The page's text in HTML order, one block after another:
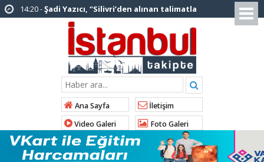
12:12 -AK Parti’ye katılan ilçe belediye
başkanlarından İl Başkanı Özdemir’e ziyaret
Tuzla Belediye Başkanı Eren Ali
Bingöl’den İBB’ye tepki
İstanbul Emniyet Müdürlüğünden
“Gök Kubbe’de, Mavi Vatan’da, Şanlı Topraklarda:
İstanbul Emniyeti Her Yerde” paylaşımı
19:26 -Çekmeköy Belediye Başkanı Orhan
Çerkez AK Parti’ye katıldı
Ana Sayfa
İletişim
Video Galeri
Foto Galeri